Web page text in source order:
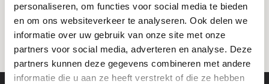
personaliseren, om functies voor social media te bieden
en om ons websiteverkeer te analyseren. Ook delen we
informatie over uw gebruik van onze site met onze
partners voor social media, adverteren en analyse. Deze
partners kunnen deze gegevens combineren met andere
informatie die u aan ze heeft verstrekt of die ze hebben